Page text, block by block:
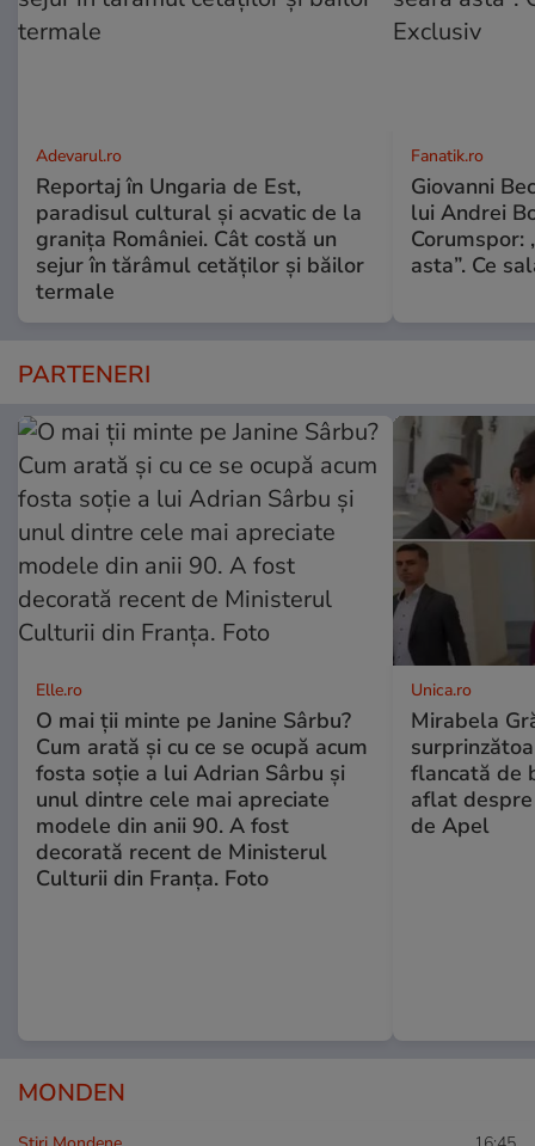
Adevarul.ro
Reportaj în Ungaria de Est,
paradisul cultural și acvatic de la
granița României. Cât costă un
sejur în tărâmul cetăților și băilor
termale
Fanatik.ro
Giovanni
lui Andrei
Corumspor:
asta”. Ce
PARTENERI
Elle.ro
O mai ții minte pe Janine Sârbu?
Cum arată și cu ce se ocupă acum
fosta soție a lui Adrian Sârbu și
unul dintre cele mai apreciate
modele din anii 90. A fost
decorată recent de Ministerul
Culturii din Franța. Foto
Unica.ro
Mirabela
flancată de
aflat
de Apel
MONDEN